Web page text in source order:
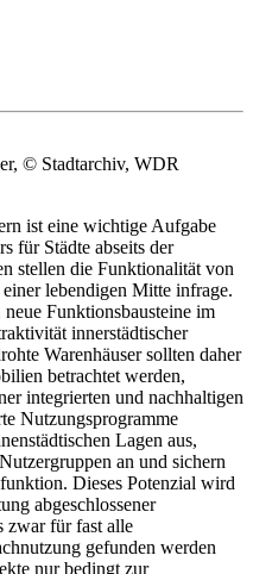
© Stadtarchiv, WDR
ist eine wichtige Aufgabe
für Städte abseits der
stellen die Funktionalität von
lebendigen Mitte infrage.
Funktionsbausteine im
innerstädtischer
Warenhäuser sollten daher
betrachtet werden,
integrierten und nachhaltigen
Nutzungsprogramme
Lagen aus,
an und sichern
Dieses Potenzial wird
abgeschlossener
zwar für fast alle
gefunden werden
nur bedingt zur